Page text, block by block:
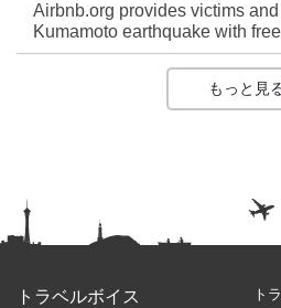
Airbnb.org provides victims
Kumamoto earthquake with
もっと見
トラベルボイス
ト